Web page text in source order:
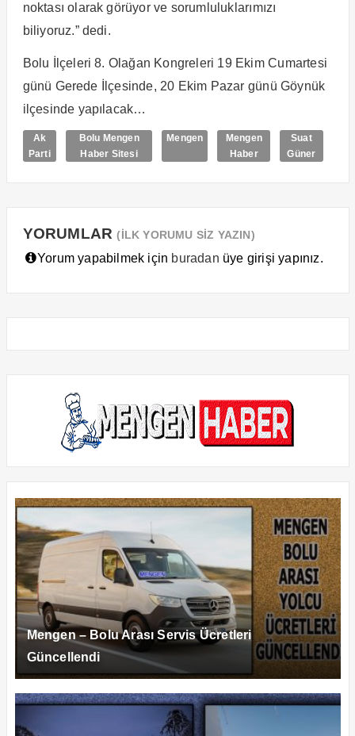
noktası olarak görüyor ve sorumluluklarımızı
biliyoruz.” dedi.
Bolu İlçeleri 8. Olağan Kongreleri 19 Ekim Cumartesi
günü Gerede İlçesinde, 20 Ekim Pazar günü Göynük
ilçesinde yapılacak…
Ak
Parti
Bolu Mengen
Haber Sitesi
Mengen
Mengen
Haber
Suat
Güner
YORUMLAR(İLK YORUMU SİZ YAZIN)
Yorum yapabilmek için buradan üye girişi yapınız.
Mengen – Bolu Arası Servis Ücretleri
Güncellendi